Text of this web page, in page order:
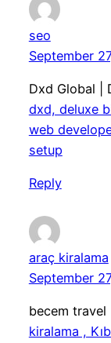
seo
September
Dxd Global |
dxd, deluxe
web
setup
Reply
araç kiralama
September
becem travel
kiralama ,